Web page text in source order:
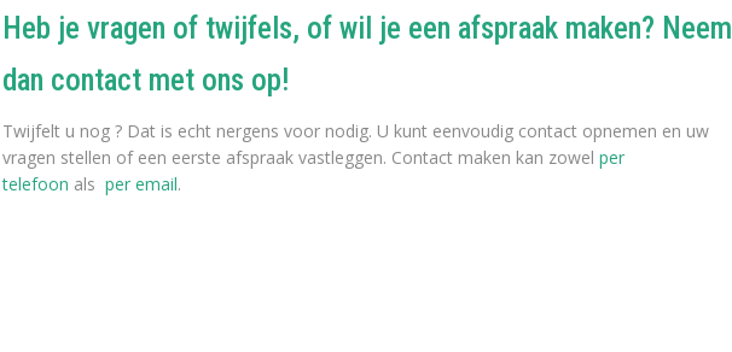
Heb je vragen of twijfels, of wil je een afspraak maken? Neem
dan contact met ons op!
Twijfelt u nog ? Dat is echt nergens voor nodig. U kunt eenvoudig contact opnemen en uw
vragen stellen of een eerste afspraak vastleggen. Contact maken kan zowel per
telefoon als per email.